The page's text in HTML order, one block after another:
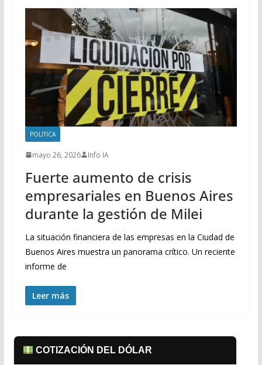
POLITICA
mayo 26, 2026 Info IA
Fuerte aumento de crisis
empresariales en Buenos Aires
durante la gestión de Milei
La situación financiera de las empresas en la Ciudad de
Buenos Aires muestra un panorama crítico. Un reciente
informe de
Leer más
COTIZACIÓN DEL DÓLAR